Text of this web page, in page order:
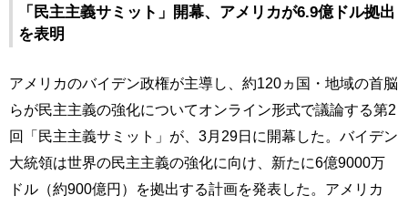
「民主主義サミット」開幕、アメリカが6.9億ドル拠出
を表明
アメリカのバイデン政権が主導し、約120ヵ国・地域の首脳
らが民主主義の強化についてオンライン形式で議論する第2
回「民主主義サミット」が、3月29日に開幕した。バイデン
大統領は世界の民主主義の強化に向け、新たに6億9000万
ドル（約900億円）を拠出する計画を発表した。アメリカ